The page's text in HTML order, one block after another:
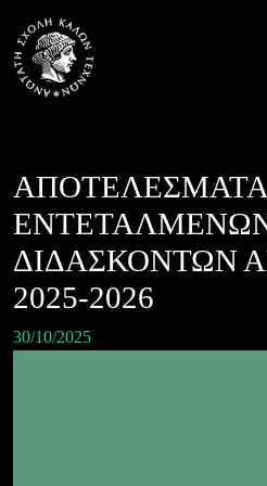
content
ΔΙΔΑΣΚΟΝΤΩΝ
2025-2026
30/10/2025